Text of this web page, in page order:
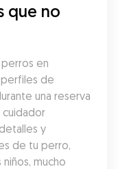
que no
en
perfiles de
una reserva
y
de tu perro,
mucho